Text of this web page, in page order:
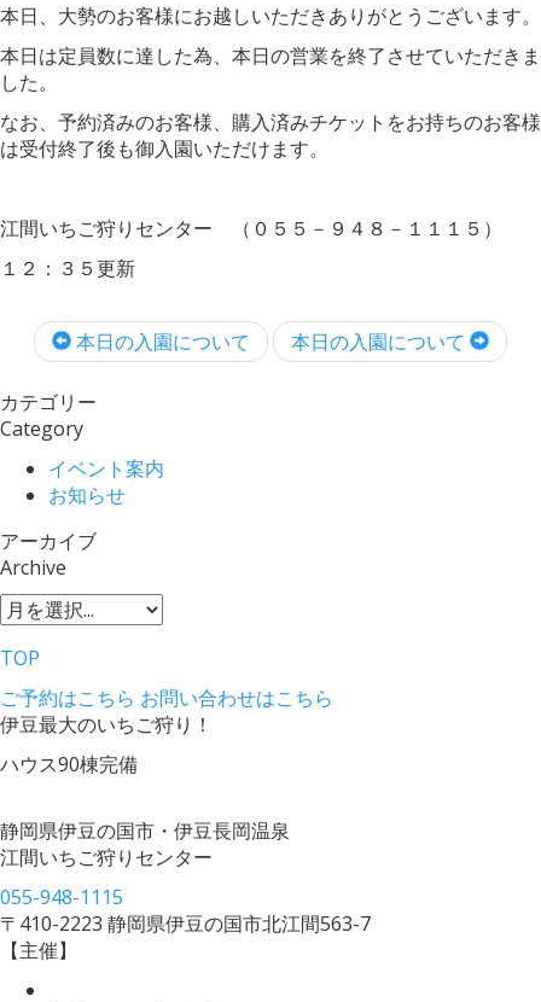
本日、大勢のお客様にお越しいただきありがとうございます。
本日は定員数に達した為、本日の営業を終了させていただきま
した。
なお、予約済みのお客様、購入済みチケットをお持ちのお客様
は受付終了後も御入園いただけます。
江間いちご狩りセンター （０５５－９４８－１１１５）
１２：３５更新
本日の入園について 本日の入園について
カテゴリー
Category
イベント案内
お知らせ
アーカイブ
Archive
TOP
ご予約はこちら お問い合わせはこちら
伊豆最大のいちご狩り！
ハウス90棟完備
静岡県伊豆の国市・伊豆長岡温泉
江間いちご狩りセンター
055-948-1115
〒410-2223 静岡県伊豆の国市北江間563-7
【主催】